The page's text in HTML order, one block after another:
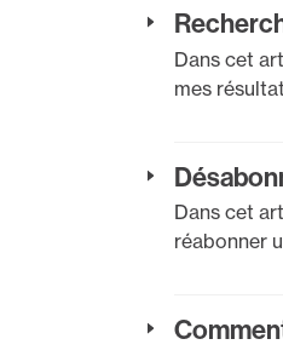
Dans cet
mes
Dans cet
réabonner